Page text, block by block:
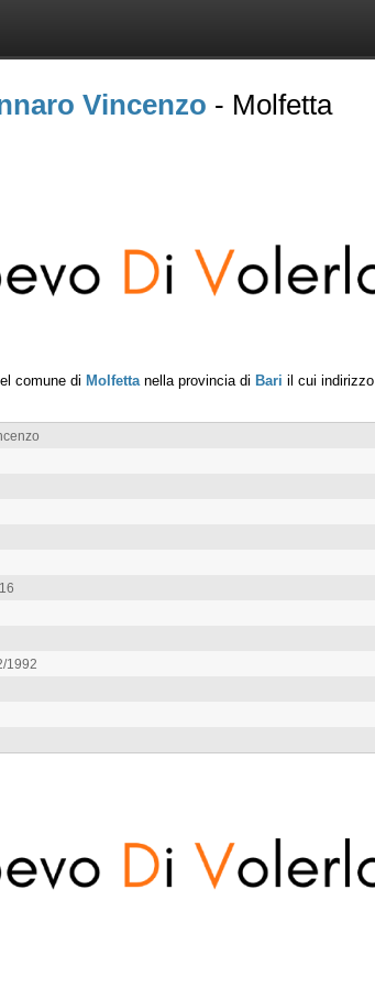
Vincenzo - Molfetta
comune di Molfetta nella provincia di Bari il cui indirizzo
1992